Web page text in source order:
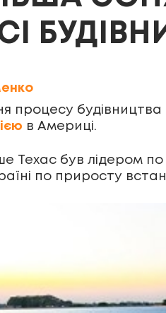
процесу
в Америці.
Техас був лідером по
по приросту